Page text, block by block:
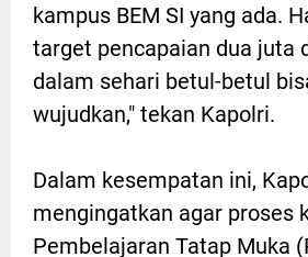
kampus BEM SI yang ada.
target pencapaian dua juta
dalam sehari betul-betul
wujudkan," tekan Kapolri.
Dalam kesempatan ini,
mengingatkan agar proses
Pembelajaran Tatap Muka